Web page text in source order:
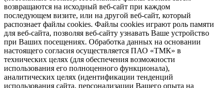
возвращаются на исходный веб-сайт при каждом
последующем визите, или на другой веб-сайт, который
распознает файлы cookies. Файлы cookies играют роль памяти
для веб-сайта, позволяя веб-сайту узнавать Ваше устройство
при Ваших посещениях. Обработка данных на основании
настоящего согласия осуществляется ПАО «ТМК» в
технических целях (для обеспечения возможности
использования его полноценного функционала),
аналитических целях (идентификации тенденций
использования сайта, персонализации Вашего опыта на